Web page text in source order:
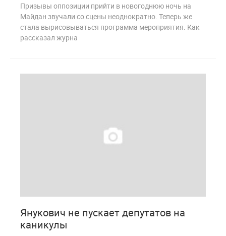
Призывы оппозиции прийти в новогоднюю ночь на
Майдан звучали со сцены неоднократно. Теперь же
стала вырисовываться программа мероприятия. Как
рассказал журна
Янукович не пускает депутатов на
каникулы